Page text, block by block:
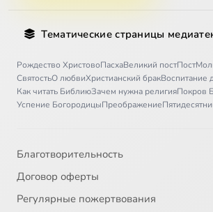
Тематические страницы
Рождество ХристовоПасхаВеликий постПост
СвятостьО любвиХристианский бракВоспитание
Как читать БиблиюЗачем нужна религияПокров
Успение БогородицыПреображение
Благотворительность
Договор оферты
Регулярные пожертвования